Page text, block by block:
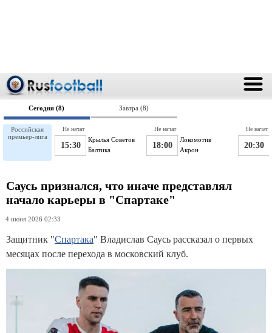
Сегодня (8) Завтра (8)
Российская
премьер-лига
Крылья Советов
15:30 Балтика
Не начат
Локомотив
18:00 Акрон
Не начат
20:30
Не начат
Саусь признался, что иначе представлял
начало карьеры в "Спартаке"
4 июня 2026 02:33
Защитник "Спартака" Владислав Саусь рассказал о первых
месяцах после перехода в московский клуб.